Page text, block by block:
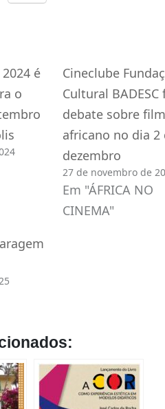
é
o
Cineclube
Cultural BADESC
debate sobre
africano no dia 2
dezembro
27 de novembro de
Em "ÁFRICA NO
CINEMA"